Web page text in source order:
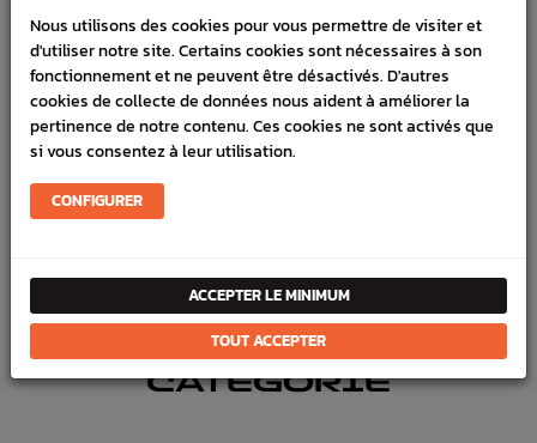
VÉHICULES COMPATIBLE
SCHÉMA CONSTRUCTEUR
Marque :SUBARU
Référence :2923
FICHE TECHNIQUE
DANSLA MÊME
CATÉGORIE
Nous utilisons des cookies pour vous permettre de visiter et
d'utiliser notre site. Certains cookies sont nécessaires à son
fonctionnement et ne peuvent être désactivés. D'autres
cookies de collecte de données nous aident à améliorer la
pertinence de notre contenu. Ces cookies ne sont activés que
si vous consentez à leur utilisation.
CONFIGURER
ACCEPTER LE MINIMUM
TOUT ACCEPTER